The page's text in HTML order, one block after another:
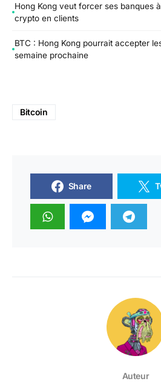
Hong Kong veut forcer ses banques
crypto en clients
BTC : Hong Kong pourrait accepter
semaine prochaine
Bitcoin
Share
Auteur